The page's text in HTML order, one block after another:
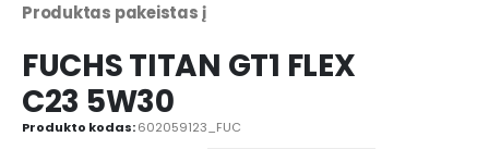
Produktas pakeistas į
FUCHS TITAN GT1 FLEX
C23 5W30
Produkto kodas:602059123_FUC